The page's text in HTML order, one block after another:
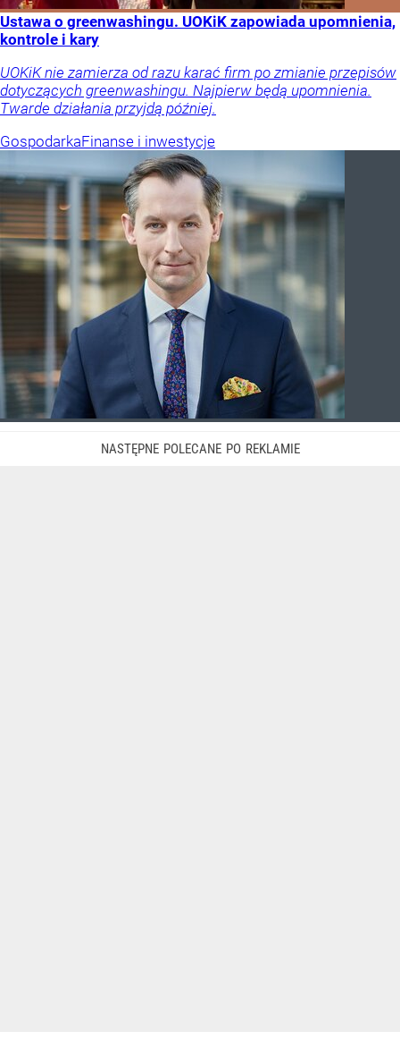
Ustawa o greenwashingu. UOKiK zapowiada upomnienia,
kontrole i kary
UOKiK nie zamierza od razu karać firm po zmianie przepisów
dotyczących greenwashingu. Najpierw będą upomnienia.
Twarde działania przyjdą później.
GospodarkaFinanse i inwestycje